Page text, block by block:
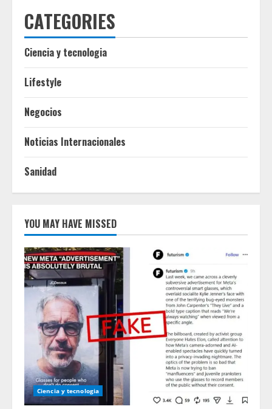
CATEGORIES
Ciencia y tecnologia
Lifestyle
Negocios
Noticias Internacionales
Sanidad
YOU MAY HAVE MISSED
Ciencia y tecnologia